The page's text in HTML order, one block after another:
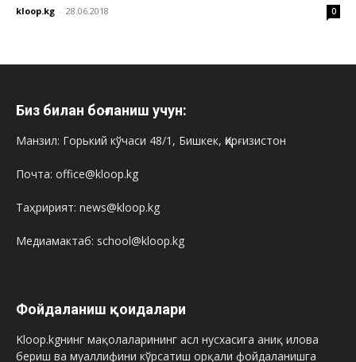
kloop.kg - 28.06.2018 0
Биз билан боғланиш учун:
Манзил: Горький кўчаси 48/1, Бишкек, Қирғизистон
Почта: office@kloop.kg
Таҳририят: news@kloop.kg
Медиамактаб: school@kloop.kg
Фойдаланиш қоидалари
Kloop.kgнинг мақолаларининг асл нусхасига аниқ илова
бериш ва муаллифини кўрсатиш орқали фойдаланишга